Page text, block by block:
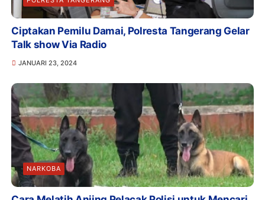
Ciptakan Pemilu Damai, Polresta Tangerang Gelar
Talk show Via Radio
JANUARI 23, 2024
NARKOBA